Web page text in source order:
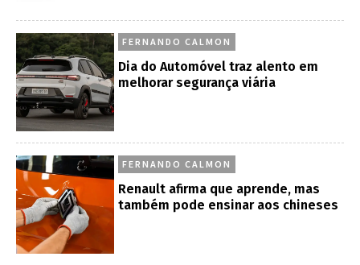
FERNANDO CALMON
Dia do Automóvel traz alento em
melhorar segurança viária
FERNANDO CALMON
Renault afirma que aprende, mas
também pode ensinar aos chineses